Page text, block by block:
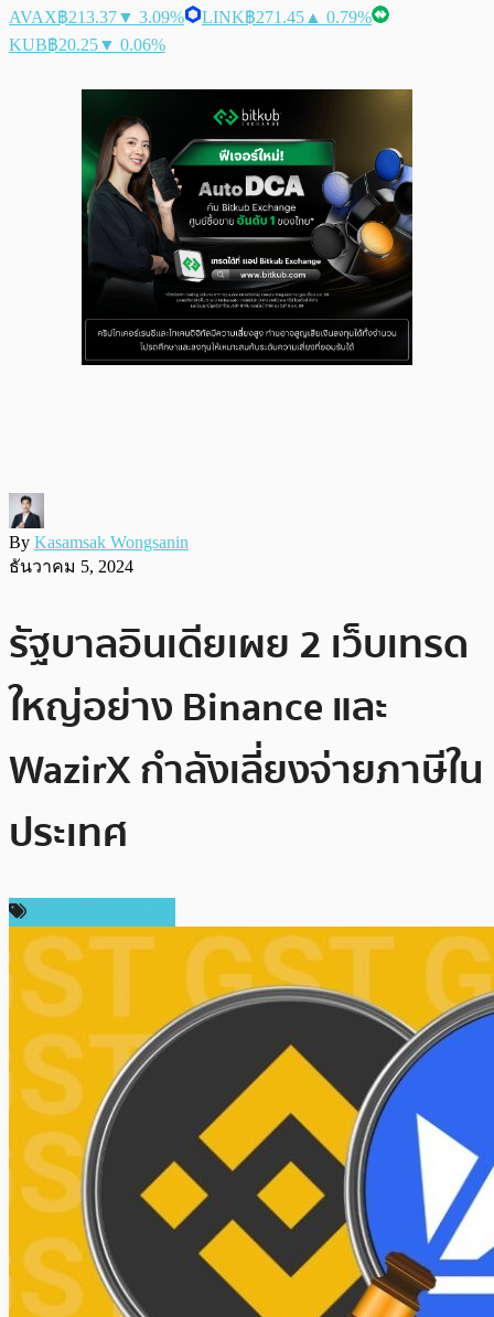
AVAX฿213.37▼ 3.09% LINK฿271.45 ▲ 0.79%
KUB฿20.25▼ 0.06%
By Kasamsak Wongsanin
ธันวาคม 5, 2024
รัฐบาลอินเดียเผย 2 เว็บเทรด
ใหญ่อย่าง Binance และ
WazirX กำลังเลี่ยงจ่ายภาษีใน
ประเทศ